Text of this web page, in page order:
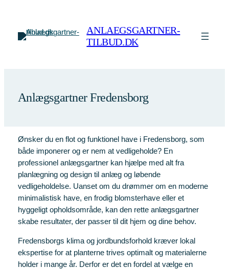
indhold
ANLAEGSGARTNER-
TILBUD.DK
Anlægsgartner Fredensborg
Ønsker du en flot og funktionel have i Fredensborg, som
både imponerer og er nem at vedligeholde? En
professionel anlægsgartner kan hjælpe med alt fra
planlægning og design til anlæg og løbende
vedligeholdelse. Uanset om du drømmer om en moderne
minimalistisk have, en frodig blomsterhave eller et
hyggeligt opholdsområde, kan den rette anlægsgartner
skabe resultater, der passer til dit hjem og dine behov.
Fredensborgs klima og jordbundsforhold kræver lokal
ekspertise for at planterne trives optimalt og materialerne
holder i mange år. Derfor er det en fordel at vælge en